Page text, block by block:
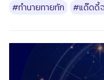
#ทำนายทายทัก #แด๊ดดี้